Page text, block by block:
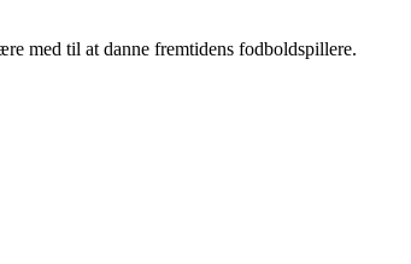
med til at danne fremtidens fodboldspillere.